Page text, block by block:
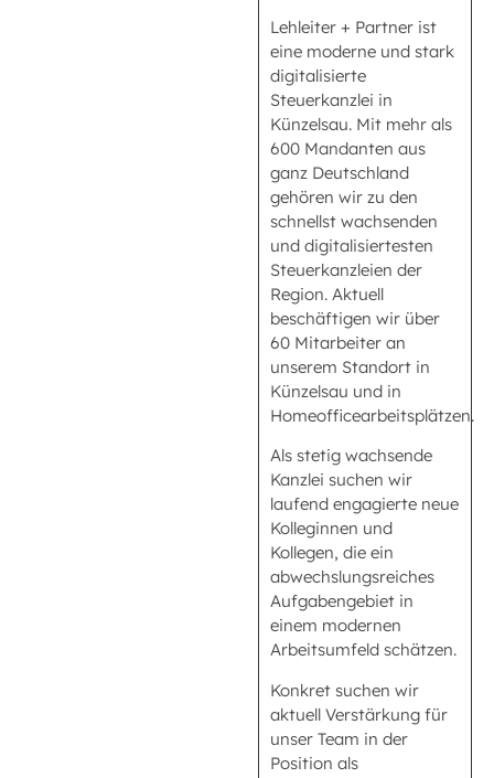
Lehleiter + Partner ist
eine moderne und stark
digitalisierte
Steuerkanzlei in
Künzelsau. Mit mehr als
600 Mandanten aus
ganz Deutschland
gehören wir zu den
schnellst wachsenden
und digitalisiertesten
Steuerkanzleien der
Region. Aktuell
beschäftigen wir über
60 Mitarbeiter an
unserem Standort in
Künzelsau und in
Homeofficearbeitsplätzen.
Als stetig wachsende
Kanzlei suchen wir
laufend engagierte neue
Kolleginnen und
Kollegen, die ein
abwechslungsreiches
Aufgabengebiet in
einem modernen
Arbeitsumfeld schätzen.
Konkret suchen wir
aktuell Verstärkung für
unser Team in der
Position als